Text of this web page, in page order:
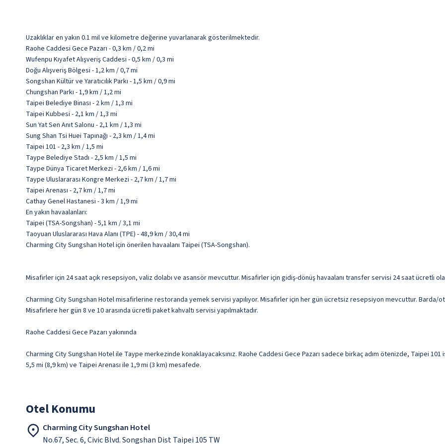
Uzaklıklar en yakın 0.1 mil ve kilometre değerine yuvarlanarak gösterilmektedir.
Raohe Caddesi Gece Pazarı - 0,3 km / 0,2 mi
Wufenpu Kıyafet Alışveriş Caddesi - 0,5 km / 0,3 mi
Doğu Alışveriş Bölgesi - 1,2 km / 0,7 mi
Songshan Kültür ve Yaratıcılık Parkı - 1,5 km / 0,9 mi
Chungshan Parkı - 1,9 km / 1,2 mi
Taipei Belediye Binası - 2 km / 1,3 mi
Taipei Kubbesi - 2,1 km / 1,3 mi
Sun Yat Sen Anıt Salonu - 2,1 km / 1,3 mi
Sung Shan Tsi Huei Tapınağı - 2,3 km / 1,4 mi
Taipei 101 - 2,3 km / 1,5 mi
Taype Belediye Stadı - 2,5 km / 1,5 mi
Taype Dünya Ticaret Merkezi - 2,6 km / 1,6 mi
Taype Uluslararası Kongre Merkezi - 2,7 km / 1,7 mi
Taipei Arenası - 2,7 km / 1,7 mi
Cathay Genel Hastanesi - 3 km / 1,9 mi
En yakın havaalanları:
Taipei (TSA-Songshan) - 5,1 km / 3,1 mi
Taoyuan Uluslararası Hava Alanı (TPE) - 48,9 km / 30,4 mi
Charming City Sungshan Hotel için önerilen havaalanı Taipei (TSA-Songshan).
Misafirler için 24 saat açık resepsiyon, valiz dolabı ve asansör mevcuttur. Misafirler için gidiş-dönüş havaalanı transfer servisi 24 saat ücretli
Charming City Sungshan Hotel misafirlerine restoranda yemek servisi yapılıyor. Misafirler için her gün ücretsiz resepsiyon mevcuttur. Barda/
Misafirlere her gün 8 ve 10 arasında ücretli paket kahvaltı servisi yapılmaktadır.
Raohe Caddesi Gece Pazarı yakınında
Charming City Sungshan Hotel ile Taype merkezinde konaklayacaksınız. Raohe Caddesi Gece Pazarı sadece birkaç adım ötenizde, Taipei
5,5 mi (8,9 km) ve Taipei Arenası ile 1,9 mi (3 km) mesafede.
Otel Konumu
Charming City Sungshan Hotel
No.67, Sec. 6, Civic Blvd. Songshan Dist Taipei 105 TW